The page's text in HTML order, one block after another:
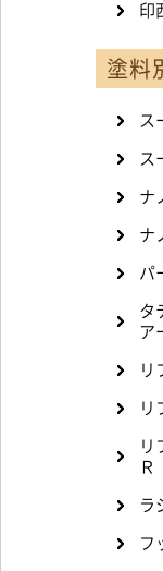
印
塗料
ス
ス
ナ
ナ
パ
タ
ア
リ
リ
リ
Ｒ
ラ
フ